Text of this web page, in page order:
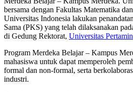
bersama dengan Fakultas Matematika
Universitas Indonesia lakukan
Sama (PKS) yang telah dilaksanakan
di Gedung Rektorat, Universitas
Program Merdeka Belajar – Kampus
mahasiswa untuk dapat memperoleh
formal dan non-formal, serta
industri.